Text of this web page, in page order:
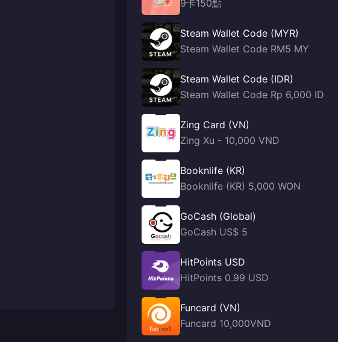
9卡150點
Steam Wallet Code (MYR)
Steam Wallet Code RM5 MY
Steam Wallet Code (IDR)
Steam Wallet Code Rp 6,000 ID
Zing Card (VN)
Zing Xu - 10,000 VND
Booknlife (KR)
Booknlife (KR) 5,000 WON
GoCash (Global)
GoCash US$ 5
HitPoints USD
HitPoints 0.99 USD
Funcard (VN)
Funcard 10,000VND